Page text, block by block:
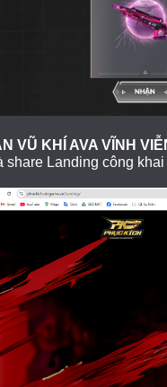
VŨ KHÍ AVA VĨNH
Landing công